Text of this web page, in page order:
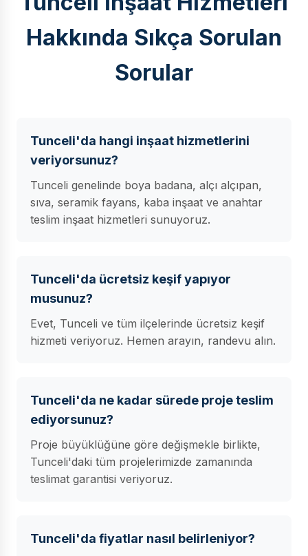
Hakkında Sıkça Sorulan
Sorular
Tunceli'da hangi inşaat hizmetlerini
veriyorsunuz?
Tunceli genelinde boya badana, alçı alçıpan,
sıva, seramik fayans, kaba inşaat ve anahtar
teslim inşaat hizmetleri sunuyoruz.
Tunceli'da ücretsiz keşif yapıyor
musunuz?
Evet, Tunceli ve tüm ilçelerinde ücretsiz keşif
hizmeti veriyoruz. Hemen arayın, randevu alın.
Tunceli'da ne kadar sürede proje teslim
ediyorsunuz?
Proje büyüklüğüne göre değişmekle birlikte,
Tunceli'daki tüm projelerimizde zamanında
teslimat garantisi veriyoruz.
Tunceli'da fiyatlar nasıl belirleniyor?